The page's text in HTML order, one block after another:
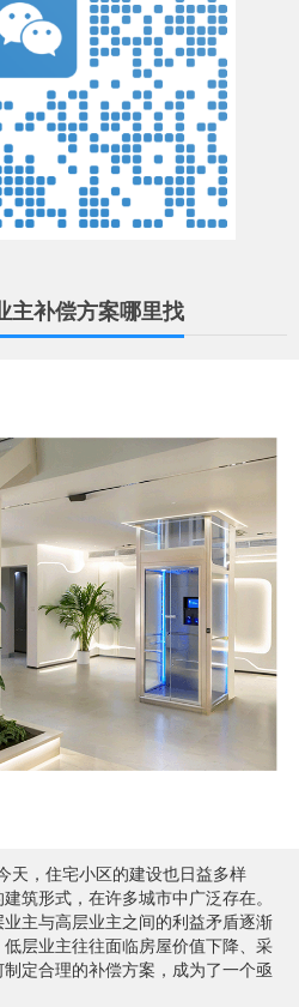
主补偿方案哪里找
天，住宅小区的建设也日益多样
筑形式，在许多城市中广泛存在。
主与高层业主之间的利益矛盾逐渐
低层业主往往面临房屋价值下降、采
定合理的补偿方案，成为了一个亟